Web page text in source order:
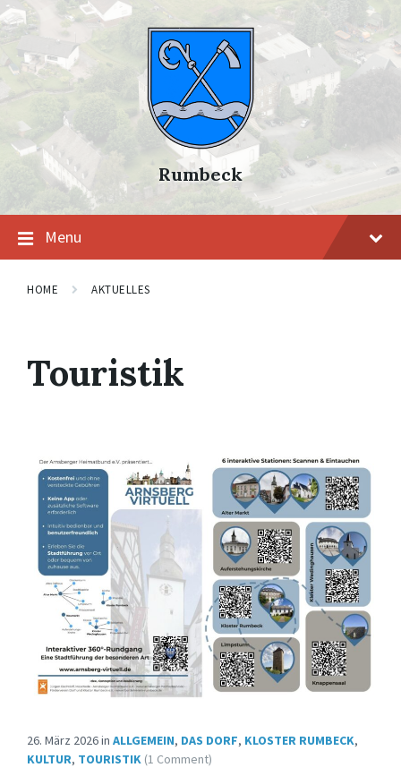
Skip
to
Skip
to
navigation
Skip
to
Rumbeck
Menu
HOME AKTUELLES
Touristik
26. März 2026in ALLGEMEIN, DAS DORF, KLOSTER RUMBECK,
KULTUR, TOURISTIK (1 Comment)